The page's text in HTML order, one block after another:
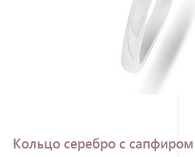
Кольцо серебро с сапфиром
Зарегистрироваться